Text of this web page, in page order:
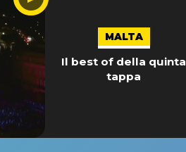
MALTA
Il best of della quinta
tappa